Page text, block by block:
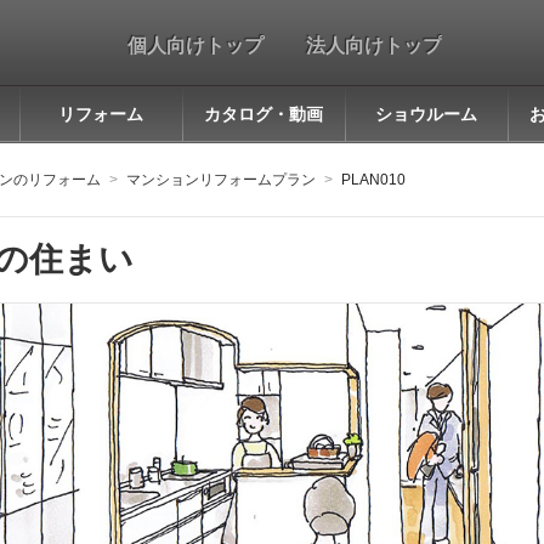
個人向けトップ 法人向けトップ
リフォーム カタログ・動画 ショウルーム
のリフォーム マンションリフォームプラン PLAN010
住まい